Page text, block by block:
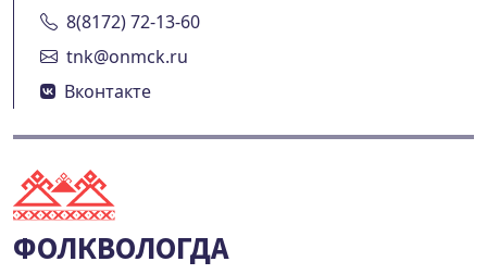
8(8172) 72-13-60
tnk@onmck.ru
Вконтакте
ФОЛКВОЛОГДА